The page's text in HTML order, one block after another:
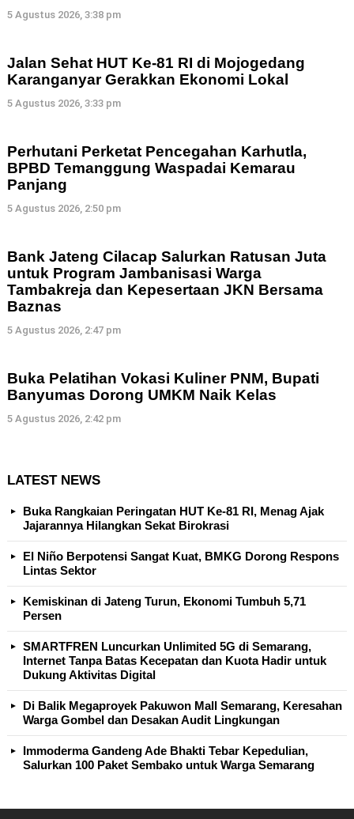
5 Agustus 2026, 3:38 pm
Jalan Sehat HUT Ke-81 RI di Mojogedang
Karanganyar Gerakkan Ekonomi Lokal
5 Agustus 2026, 3:33 pm
Perhutani Perketat Pencegahan Karhutla,
BPBD Temanggung Waspadai Kemarau
Panjang
5 Agustus 2026, 2:50 pm
Bank Jateng Cilacap Salurkan Ratusan Juta
untuk Program Jambanisasi Warga
Tambakreja dan Kepesertaan JKN Bersama
Baznas
5 Agustus 2026, 2:47 pm
Buka Pelatihan Vokasi Kuliner PNM, Bupati
Banyumas Dorong UMKM Naik Kelas
5 Agustus 2026, 2:42 pm
LATEST NEWS
Buka Rangkaian Peringatan HUT Ke-81 RI, Menag Ajak
Jajarannya Hilangkan Sekat Birokrasi
El Niño Berpotensi Sangat Kuat, BMKG Dorong Respons
Lintas Sektor
Kemiskinan di Jateng Turun, Ekonomi Tumbuh 5,71
Persen
SMARTFREN Luncurkan Unlimited 5G di Semarang,
Internet Tanpa Batas Kecepatan dan Kuota Hadir untuk
Dukung Aktivitas Digital
Di Balik Megaproyek Pakuwon Mall Semarang, Keresahan
Warga Gombel dan Desakan Audit Lingkungan
Immoderma Gandeng Ade Bhakti Tebar Kepedulian,
Salurkan 100 Paket Sembako untuk Warga Semarang